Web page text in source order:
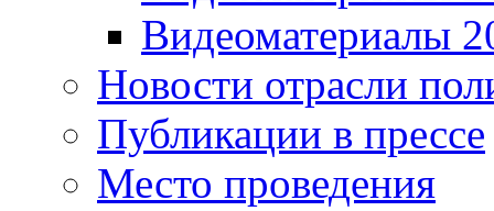
Видеоматериалы
Новости отрасли
Публикации в прессе
Место проведения